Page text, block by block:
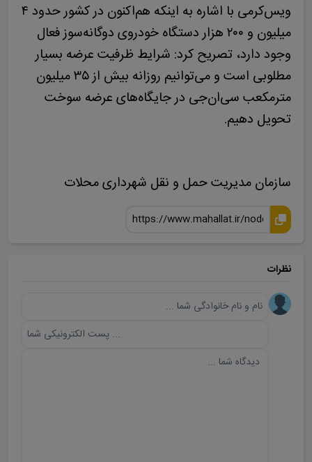
ویس‌کرمی با اشاره به اینکه هم‌اکنون در کشور حدود ۴
میلیون و ۲۰۰ هزار دستگاه خودروی دوگانه‌سوز فعال
وجود دارد، تصریح کرد: شرایط ظرفیت عرضه بسیار
مطلوبی است و می‌توانیم روزانه بیش از ۳۵ میلیون
مترمکعب سی‌ان‌جی در جایگاه‌های عرضه سوخت
تحویل دهیم.
سازمان مدیریت حمل و نقل شهرداری محلات
نظرات